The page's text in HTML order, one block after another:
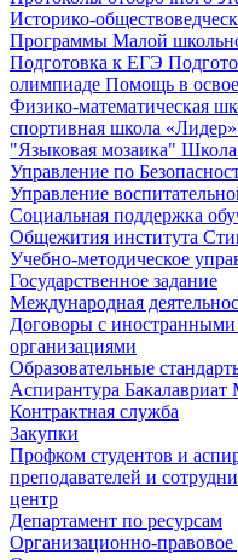
Историко-
Программы Малой
Подготовка к ЕГЭ
олимпиаде Помощь в
Физико-математическая
спортивная школа «Лидер»
"Языковая мозаика" Школа
Управление по
Управление
Социальная поддержка
Общежития института
Учебно-методическое
Государственное задание
Международная
Договоры с
организациями
Образовательные
Аспирантура Бакалавриат
Контрактная служба
Закупки
Профком студентов и
преподавателей и
центр
Департамент по ресурсам
Организационно-правовое